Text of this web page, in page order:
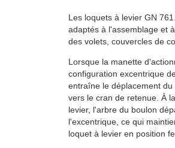
Les loquets à levier GN
adaptés à l'assemblage et
des volets, couvercles de
Lorsque la manette
configuration excentrique
entraîne le déplacement
vers le cran de retenue. À
levier, l'arbre du boulon
l'excentrique, ce qui
loquet à levier en position